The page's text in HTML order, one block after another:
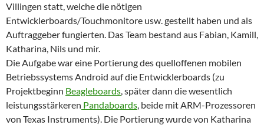
Villingen statt, welche die nötigen
Entwicklerboards/Touchmonitore usw. gestellt haben und als
Auftraggeber fungierten. Das Team bestand aus Fabian, Kamill,
Katharina, Nils und mir.
Die Aufgabe war eine Portierung des quelloffenen mobilen
Betriebssystems Android auf die Entwicklerboards (zu
Projektbeginn Beagleboards, später dann die wesentlich
leistungsstärkeren Pandaboards, beide mit ARM-Prozessoren
von Texas Instruments). Die Portierung wurde von Katharina